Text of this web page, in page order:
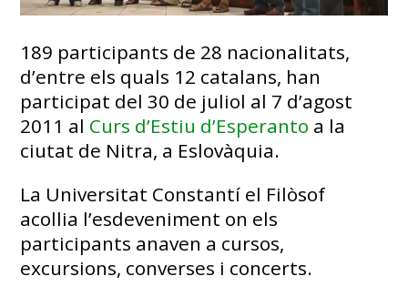
189 participants de 28 nacionalitats,
d’entre els quals 12 catalans, han
participat del 30 de juliol al 7 d’agost
2011 al Curs d’Estiu d’Esperanto a la
ciutat de Nitra, a Eslovàquia.
La Universitat Constantí el Filòsof
acollia l’esdeveniment on els
participants anaven a cursos,
excursions, converses i concerts.